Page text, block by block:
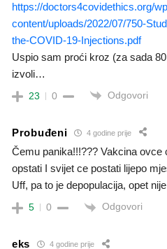
https://doctors4covidethics.org/
content/uploads/2022/07/750-
the-COVID-19-Injections.pdf
Uspio sam proći kroz (za sada
izvoli…
23 0 Odgovori
Probuđeni 4 godine prije
Čemu panika!!!??? Vakcina ovce
opstati I svijet ce postati lijepo
Uff, pa to je depopulacija, opet
5 0 Odgovori
eks 4 godine prije